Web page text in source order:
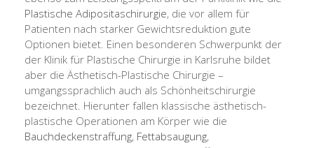
Plastische Adipositaschirurgie, die vor allem für
Patienten nach starker Gewichtsreduktion gute
Optionen bietet. Einen besonderen Schwerpunkt der
der Klinik für Plastische Chirurgie in Karlsruhe bildet
aber die Ästhetisch-Plastische Chirurgie –
umgangssprachlich auch als Schönheitschirurgie
bezeichnet. Hierunter fallen klassische ästhetisch-
plastische Operationen am Körper wie die
Bauchdeckenstraffung, Fettabsaugung,